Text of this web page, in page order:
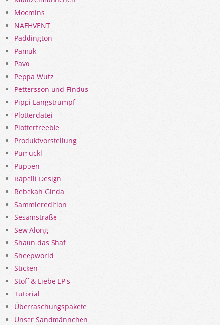
Moomins
NAEHVENT
Paddington
Pamuk
Pavo
Peppa Wutz
Pettersson und Findus
Pippi Langstrumpf
Plotterdatei
Plotterfreebie
Produktvorstellung
Pumuckl
Puppen
Rapelli Design
Rebekah Ginda
Sammleredition
Sesamstraße
Sew Along
Shaun das Shaf
Sheepworld
Sticken
Stoff & Liebe EP's
Tutorial
Überraschungspakete
Unser Sandmännchen